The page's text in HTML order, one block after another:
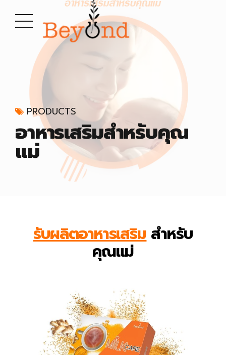
PRODUCTS
อาหารเสริมสำหรับคุณ
แม่
รับผลิตอาหารเสริม สำหรับ
คุณแม่